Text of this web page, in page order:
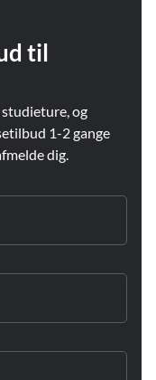
til
og
1-2 gange
dig.